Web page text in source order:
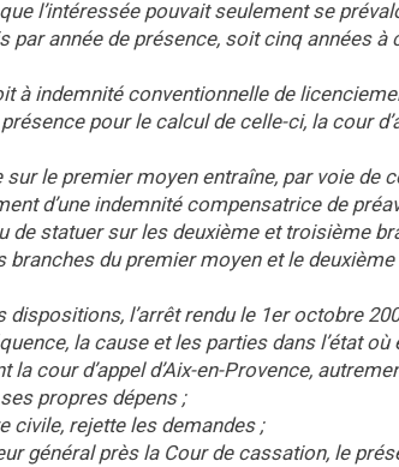
l’intéressée pouvait seulement se
par année de présence, soit cinq années
à indemnité conventionnelle de
pour le calcul de celle-ci, la cour
le premier moyen entraîne, par voie de
d’une indemnité compensatrice de
de statuer sur les deuxième et troisième
branches du premier moyen et le
dispositions, l’arrêt rendu le 1er octobre
la cause et les parties dans l’état
cour d’appel d’Aix-en-Provence,
propres dépens ;
civile, rejette les demandes ;
général près la Cour de cassation, le